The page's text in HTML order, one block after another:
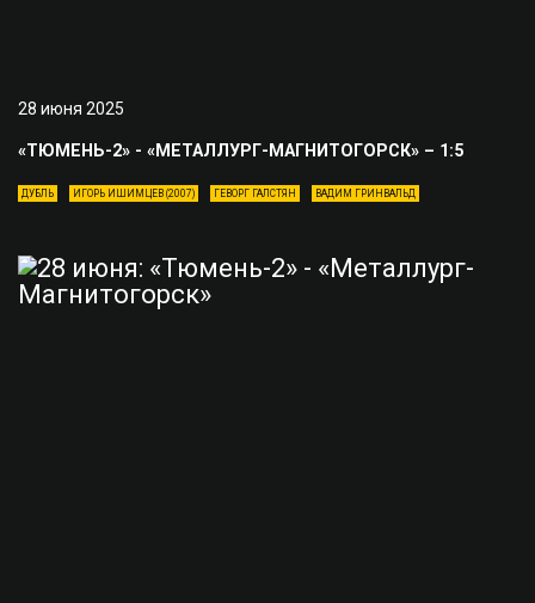
28 июня 2025
«ТЮМЕНЬ-2» - «МЕТАЛЛУРГ-МАГНИТОГОРСК» – 1:5
ДУБЛЬ ИГОРЬ ИШИМЦЕВ (2007) ГЕВОРГ ГАЛСТЯН ВАДИМ ГРИНВАЛЬД